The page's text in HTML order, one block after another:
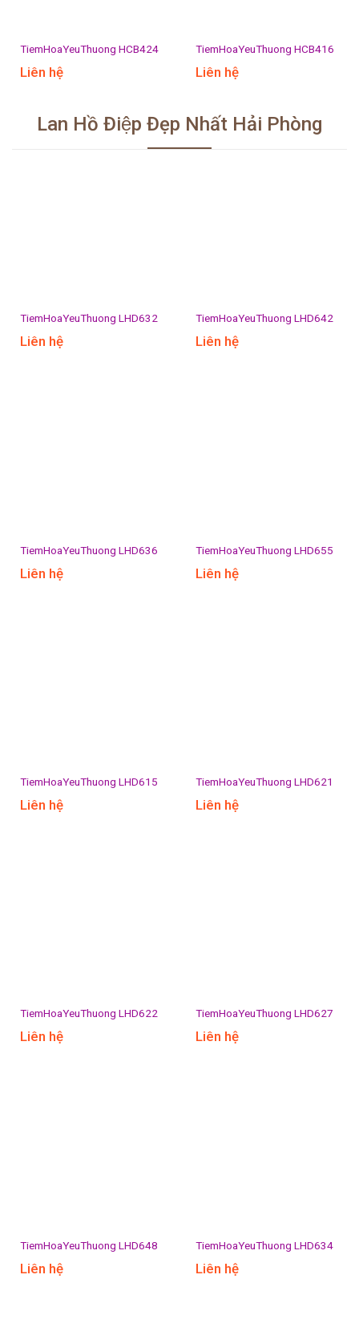
TiemHoaYeuThuong HCB424
Liên hệ
TiemHoaYeuThuong HCB416
Liên hệ
Lan Hồ Điệp Đẹp Nhất Hải Phòng
TiemHoaYeuThuong LHD632
Liên hệ
TiemHoaYeuThuong LHD642
Liên hệ
TiemHoaYeuThuong LHD636
Liên hệ
TiemHoaYeuThuong LHD655
Liên hệ
TiemHoaYeuThuong LHD615
Liên hệ
TiemHoaYeuThuong LHD621
Liên hệ
TiemHoaYeuThuong LHD622
Liên hệ
TiemHoaYeuThuong LHD627
Liên hệ
TiemHoaYeuThuong LHD648
Liên hệ
TiemHoaYeuThuong LHD634
Liên hệ